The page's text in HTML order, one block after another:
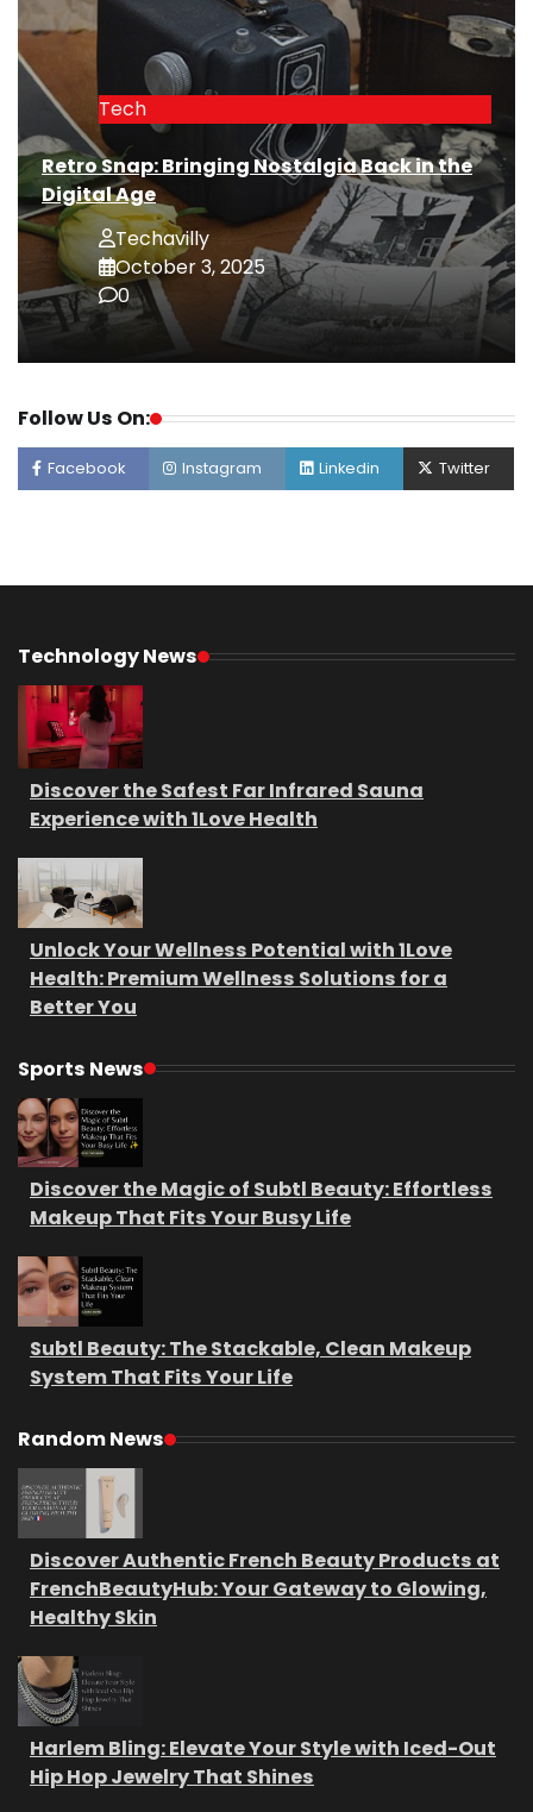
Tech
Retro Snap: Bringing Nostalgia Back in the
Digital Age
Techavilly
October 3, 2025
0
Follow Us On:
Facebook Instagram Linkedin Twitter
Technology News
Discover the Safest Far Infrared Sauna
Experience with 1Love Health
Unlock Your Wellness Potential with 1Love
Health: Premium Wellness Solutions for a
Better You
Sports News
Discover the Magic of Subtl Beauty: Effortless
Makeup That Fits Your Busy Life
Subtl Beauty: The Stackable, Clean Makeup
System That Fits Your Life
Random News
Discover Authentic French Beauty Products at
FrenchBeautyHub: Your Gateway to Glowing,
Healthy Skin
Harlem Bling: Elevate Your Style with Iced-Out
Hip Hop Jewelry That Shines